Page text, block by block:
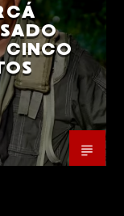
CINCO